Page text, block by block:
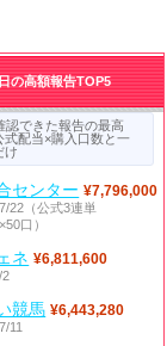
の高額報告TOP5
認できた報告の最高
式配当×購入口数と一
け
センター ¥7,796,000
22（公式3連単
口）
ネ ¥6,811,600
2
競馬 ¥6,443,280
11